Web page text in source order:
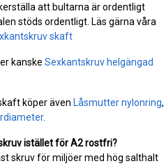
att bultarna är ordentligt
stöds ordentligt. Läs gärna våra
skaft
kanske Sexkantskruv helgängad
köper även Låsmutter nylonring,
.
istället för A2 rostfri?
skruv för miljöer med hög salthalt